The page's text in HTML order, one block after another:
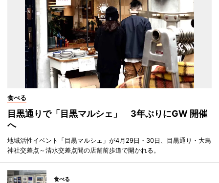
食べる
目黒通りで「目黒マルシェ」 3年ぶりにGW 開催
へ
地域活性イベント「目黒マルシェ」が4月29日・30日、目黒通り・大鳥
神社交差点～清水交差点間の店舗前歩道で開かれる。
食べる